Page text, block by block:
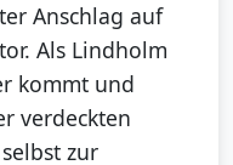
Anschlag auf
Als Lindholm
kommt und
verdeckten
zur